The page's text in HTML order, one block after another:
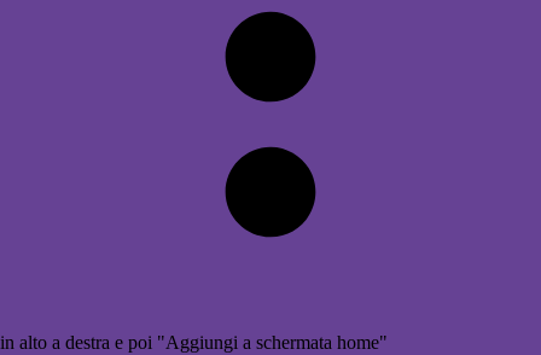
in alto a destra e poi "Aggiungi a schermata home"